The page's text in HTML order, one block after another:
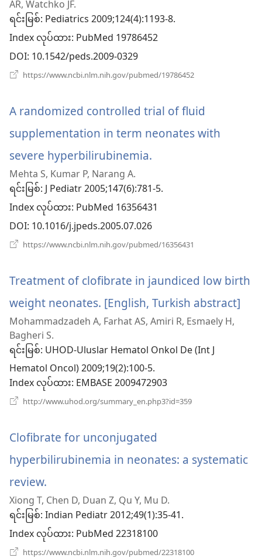
ဖွ
င့်
နေ
ပါ
တယ်)
AR, Watchko JF.
ရင်းမြစ်‎: Pediatrics 2009;124(4):1193-8.
Index လုပ်ထား‎: PubMed 19786452
DOI‎: 10.1542/peds.2009-0329
https://www.ncbi.nlm.nih.gov/pubmed/19786452
င့်
နေ
တယ်)
A randomized controlled trial of fluid
supplementation in term neonates with
severe hyperbilirubinemia.
ဖွ
နေ
တယ်)
Mehta S, Kumar P, Narang A.
ရင်းမြစ်‎: J Pediatr 2005;147(6):781-5.
Index လုပ်ထား‎: PubMed 16356431
DOI‎: 10.1016/j.jpeds.2005.07.026
https://www.ncbi.nlm.nih.gov/pubmed/16356431
င့်
နေ
ပါ
တယ်)
Treatment of clofibrate in jaundiced low birth
weight neonates. [English, Turkish abstract]
Mohammadzadeh A, Farhat AS, Amiri R, Esmaely H,
Bagheri S.
ရင်းမြစ်‎: UHOD-Uluslar Hematol Onkol De (Int J
Hematol Oncol) 2009;19(2):100-5.
Index လုပ်ထား‎: EMBASE 2009472903
http://www.uhod.org/summary_en.php3?id=359
တယ်)
Clofibrate for unconjugated
hyperbilirubinemia in neonates: a systematic
review.
အသစ်
ဖွ
င့်
Xiong T, Chen D, Duan Z, Qu Y, Mu D.
ရင်းမြစ်‎: Indian Pediatr 2012;49(1):35-41.
Index လုပ်ထား‎: PubMed 22318100
https://www.ncbi.nlm.nih.gov/pubmed/22318100